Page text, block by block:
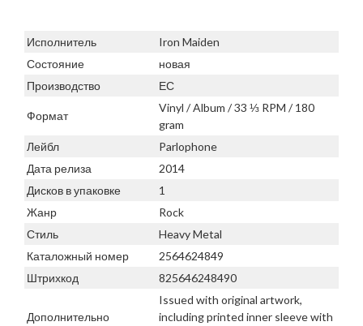
Исполнитель
Iron Maiden
Состояние
новая
Производство
ЕС
Формат
Vinyl / Album / 33 ⅓ RPM / 180
gram
Лейбл
Parlophone
Дата релиза
2014
Дисков в упаковке
1
Жанр
Rock
Стиль
Heavy Metal
Каталожный номер
2564624849
Штрихкод
825646248490
Дополнительно
Issued with original artwork,
including printed inner sleeve with